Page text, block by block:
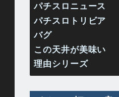
パチスロニュース
パチスロトリビア
バグ
この天井が美味い
理由シリーズ